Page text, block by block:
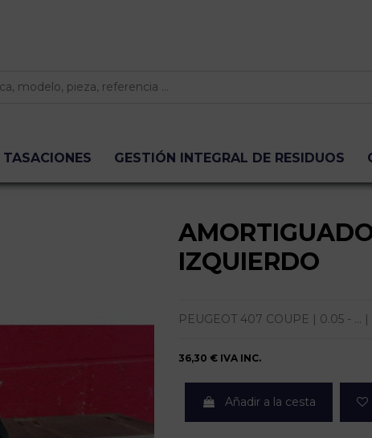
TASACIONES GESTIÓN INTEGRAL DE RESIDUOS
IZQUIERDO
PEUGEOT 407 COUPE | 0.05 - ... |
36,30 € IVA INC.
Añadir a la cesta